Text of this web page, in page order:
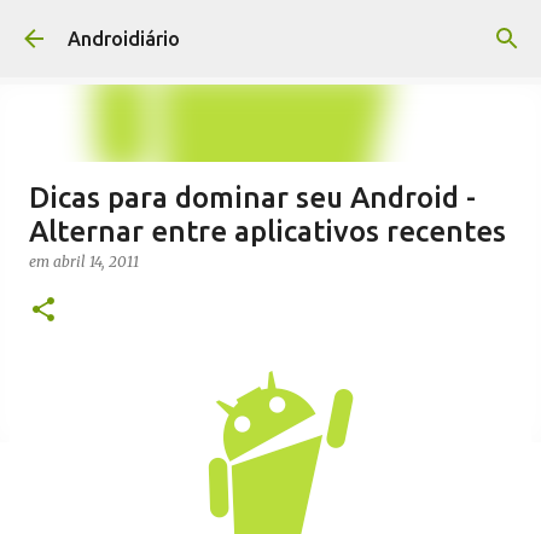
Pular para o conteúdo principal
Androidiário
Dicas para dominar seu Android -
Alternar entre aplicativos recentes
em abril 14, 2011